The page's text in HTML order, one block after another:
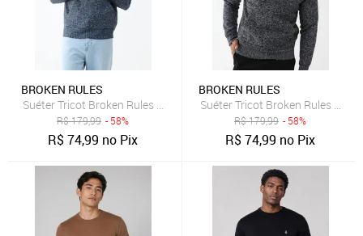
BROKEN RULES
Suéter Tricot Broken Rules Canguru Azul
R$179,99 - 58%
R$74,99 no Pix
BROKEN RULES
Suéter Tricot Broken Rules
R$179,99 - 58%
R$74,99 no Pix